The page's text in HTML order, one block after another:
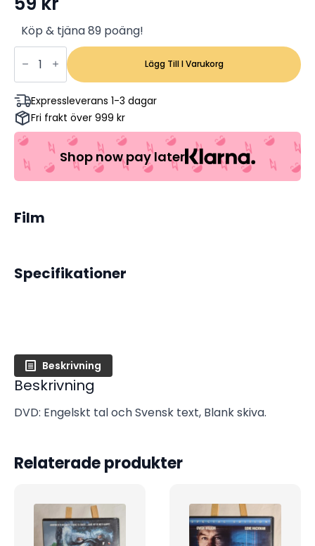
Köp & tjäna 89 poäng!
D-
War
Jason
Behr,
Amanda
Brooks,
Robert
Forster
(Begagnad)
mängd
Lägg Till I Varukorg
Expressleverans 1-3 dagar
Fri frakt över 999 kr
Shop now pay later
Film
Specifikationer
Beskrivning
Beskrivning
DVD: Engelskt tal och Svensk text, Blank skiva.
Relaterade produkter